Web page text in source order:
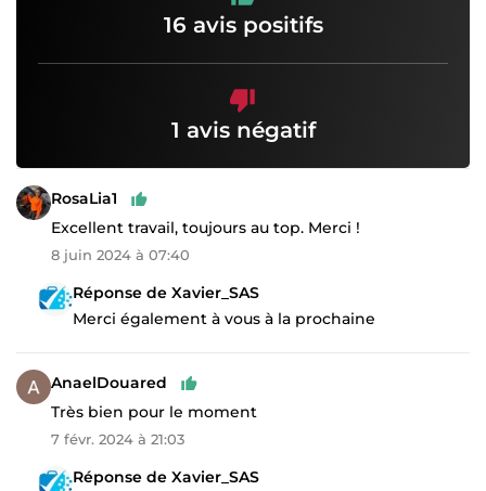
16 avis positifs
1 avis négatif
RosaLia1
Excellent travail, toujours au top. Merci !
8 juin 2024 à 07:40
Réponse de Xavier_SAS
Merci également à vous à la prochaine
AnaelDouared
Très bien pour le moment
7 févr. 2024 à 21:03
Réponse de Xavier_SAS